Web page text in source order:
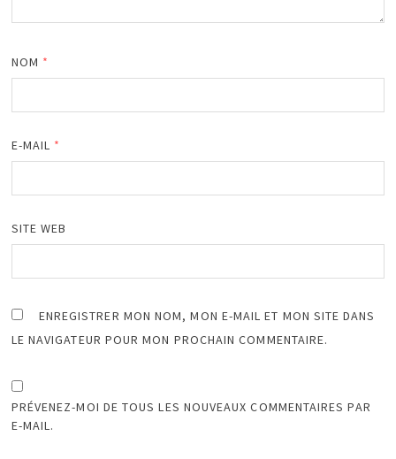
NOM *
E-MAIL *
SITE WEB
ENREGISTRER MON NOM, MON E-MAIL ET MON SITE DANS
LE NAVIGATEUR POUR MON PROCHAIN COMMENTAIRE.
PRÉVENEZ-MOI DE TOUS LES NOUVEAUX COMMENTAIRES PAR
E-MAIL.